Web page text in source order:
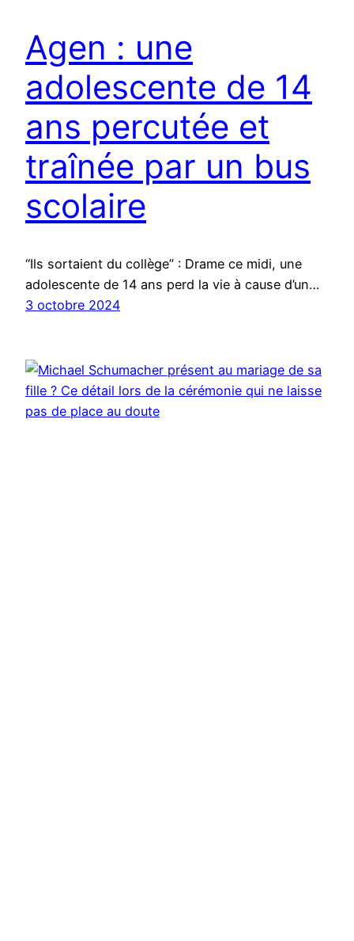
Agen : une
adolescente de 14
ans percutée et
traînée par un bus
scolaire
“Ils sortaient du collège” : Drame ce midi, une
adolescente de 14 ans perd la vie à cause d’un…
3 octobre 2024